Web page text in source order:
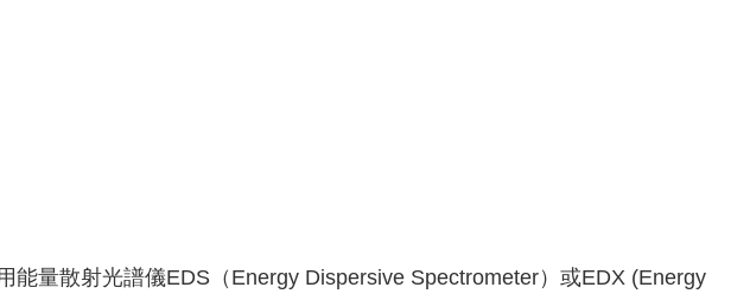
量散射光譜儀EDS（Energy Dispersive Spectrometer）或EDX (Energy